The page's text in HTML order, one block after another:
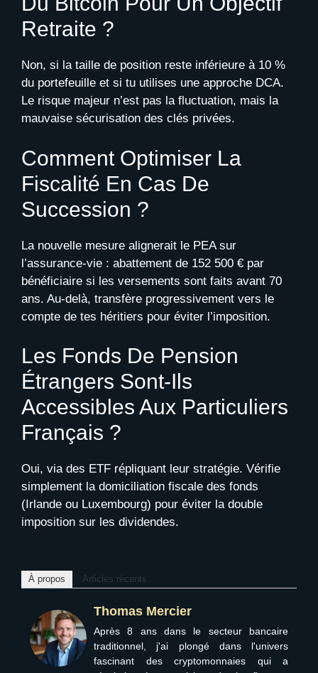
Retraite ?
Non, si la taille de position reste inférieure à 10 %
du portefeuille et si tu utilises une approche DCA.
Le risque majeur n’est pas la fluctuation, mais la
mauvaise sécurisation des clés privées.
Comment Optimiser La
Fiscalité En Cas De
Succession ?
La nouvelle mesure alignerait le PEA sur
l’assurance-vie : abattement de 152 500 € par
bénéficiaire si les versements sont faits avant 70
ans. Au-delà, transfère progressivement vers le
compte de tes héritiers pour éviter l’imposition.
Les Fonds De Pension
Étrangers Sont-Ils
Accessibles Aux Particuliers
Français ?
Oui, via des ETF répliquant leur stratégie. Vérifie
simplement la domiciliation fiscale des fonds
(Irlande ou Luxembourg) pour éviter la double
imposition sur les dividendes.
À propos Articles récents
Thomas Mercier
Après 8 ans dans le secteur bancaire
traditionnel, j'ai plongé dans l'univers
fascinant des cryptomonnaies qui a